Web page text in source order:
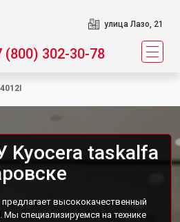
улица Лазо, 21
(800) 302-30-78
taskalfa
высококачественный
специализируемся на технике